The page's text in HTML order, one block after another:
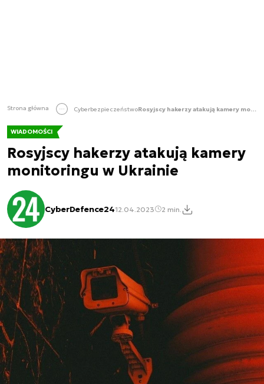
Strona główna Cyberbezpieczeństwo Rosyjscy hakerzy atakują kamery monitoringu w Ukrainie
WIADOMOŚCI
Rosyjscy hakerzy atakują kamery
monitoringu w Ukrainie
CyberDefence2412.04.2023 2 min.